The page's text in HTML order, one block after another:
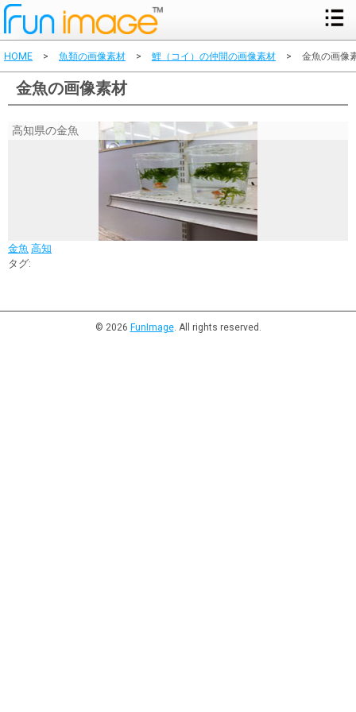
HOME > 魚類の画像素材 > 鯉（コイ）の仲間の画像素材 > 金魚の画像
金魚の画像素材
高知県の金魚
金魚 高知
タグ:
© 2026 FunImage. All rights reserved.